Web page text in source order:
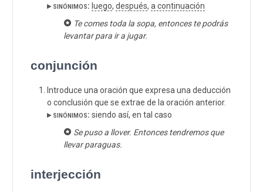
▸ sinónimos: luego, después, a continuación
Te comes toda la sopa, entonces te podrás
levantar para ir a jugar.
conjunción
Introduce una oración que expresa una deducción
o conclusión que se extrae de la oración anterior.
▸ sinónimos: siendo así, en tal caso
Se puso a llover. Entonces tendremos que
llevar paraguas.
interjección